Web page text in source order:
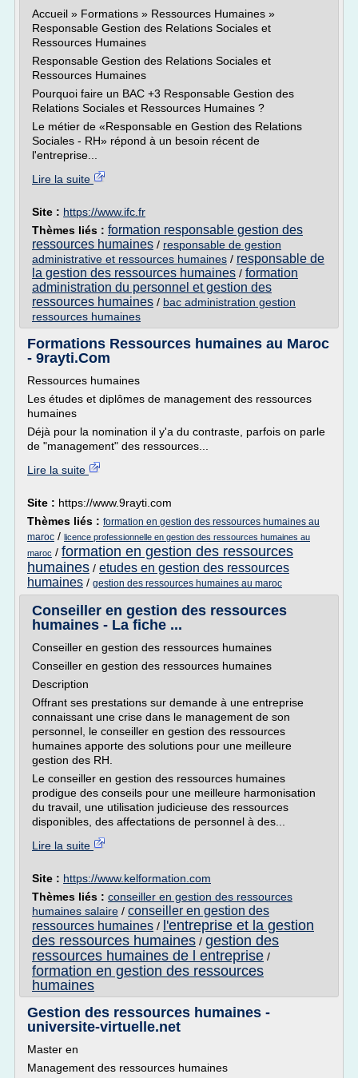
Accueil » Formations » Ressources Humaines »
Responsable Gestion des Relations Sociales et
Ressources Humaines
Responsable Gestion des Relations Sociales et
Ressources Humaines
Pourquoi faire un BAC +3 Responsable Gestion des
Relations Sociales et Ressources Humaines ?
Le métier de «Responsable en Gestion des Relations
Sociales - RH» répond à un besoin récent de
l'entreprise...
Lire la suite
Site : https://www.ifc.fr
Thèmes liés : formation responsable gestion des
ressources humaines / responsable de gestion
administrative et ressources humaines / responsable de
la gestion des ressources humaines / formation
administration du personnel et gestion des
ressources humaines / bac administration gestion
ressources humaines
Formations Ressources humaines au Maroc
- 9rayti.Com
Ressources humaines
Les études et diplômes de management des ressources
humaines
Déjà pour la nomination il y'a du contraste, parfois on parle
de "management" des ressources...
Lire la suite
Site : https://www.9rayti.com
Thèmes liés : formation en gestion des ressources humaines au
maroc / licence professionnelle en gestion des ressources humaines au
maroc / formation en gestion des ressources
humaines / etudes en gestion des ressources
humaines / gestion des ressources humaines au maroc
Conseiller en gestion des ressources
humaines - La fiche ...
Conseiller en gestion des ressources humaines
Conseiller en gestion des ressources humaines
Description
Offrant ses prestations sur demande à une entreprise
connaissant une crise dans le management de son
personnel, le conseiller en gestion des ressources
humaines apporte des solutions pour une meilleure
gestion des RH.
Le conseiller en gestion des ressources humaines
prodigue des conseils pour une meilleure harmonisation
du travail, une utilisation judicieuse des ressources
disponibles, des affectations de personnel à des...
Lire la suite
Site : https://www.kelformation.com
Thèmes liés : conseiller en gestion des ressources
humaines salaire / conseiller en gestion des
ressources humaines / l'entreprise et la gestion
des ressources humaines / gestion des
ressources humaines de l entreprise /
formation en gestion des ressources
humaines
Gestion des ressources humaines -
universite-virtuelle.net
Master en
Management des ressources humaines